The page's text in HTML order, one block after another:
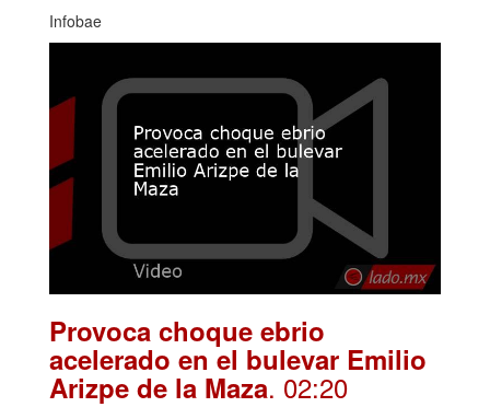
Infobae
Provoca choque ebrio
acelerado en el bulevar Emilio
Arizpe de la Maza. 02:20